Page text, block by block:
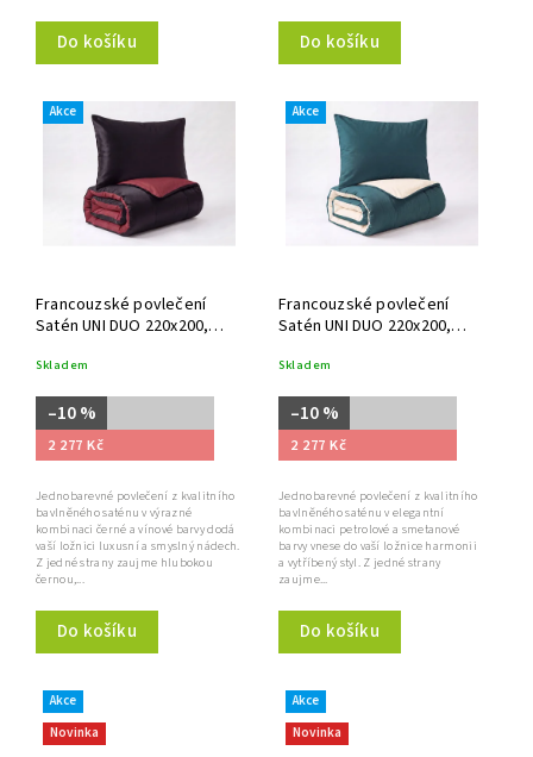
Do košíku Do košíku
Akce
Francouzské povlečení
Satén UNI DUO 220x200,
Skladem
–10 %
2 277 Kč
Do košíku
Jednobarevné povlečení z kvalitního
bavlněného saténu v výrazné
kombinaci černé a vínové barvy dodá
vaší ložnici luxusní a smyslný nádech.
Z jedné strany zaujme hlubokou
černou,...
Akce
Francouzské povlečení
Satén UNI DUO 220x200,
Skladem
–10 %
2 277 Kč
Do košíku
Jednobarevné povlečení z kvalitního
bavlněného saténu v elegantní
kombinaci petrolové a smetanové
barvy vnese do vaší ložnice harmonii
a vytříbený styl. Z jedné strany
zaujme...
Akce
Novinka
Akce
Novinka